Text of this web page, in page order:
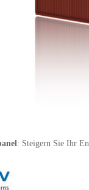
: Steigern Sie Ihr